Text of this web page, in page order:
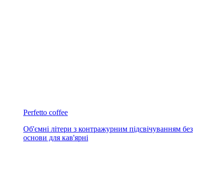
Perfetto coffee
Об'ємні літери з контражурним підсвічуванням без
основи для кав'ярні